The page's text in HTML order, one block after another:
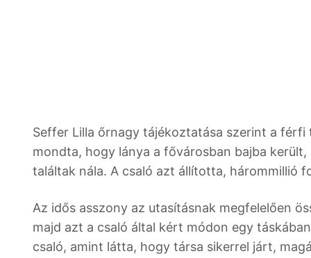
Seffer Lilla őrnagy tájékoztatása szerint a
mondta, hogy lánya a fővárosban bajba
találtak nála. A csaló azt állította, hárommillió
Az idős asszony az utasításnak megfelelően
majd azt a csaló által kért módon egy
csaló, amint látta, hogy társa sikerrel járt,